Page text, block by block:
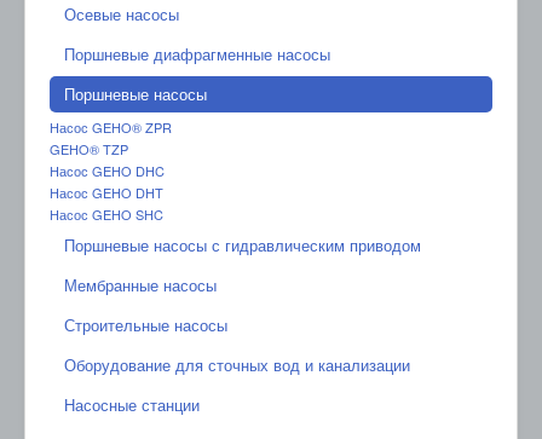
Осевые насосы
Поршневые диафрагменные насосы
Поршневые насосы
Насос GEHO® ZPR
GEHO® TZP
Насос GEHO DHC
Насос GEHO DHT
Насос GEHO SHC
Поршневые насосы с гидравлическим приводом
Мембранные насосы
Строительные насосы
Оборудование для сточных вод и канализации
Насосные станции